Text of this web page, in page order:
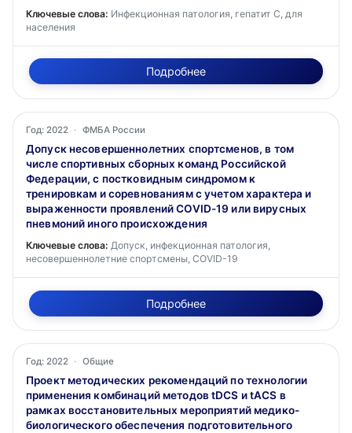
Ключевые слова: Инфекционная патология, гепатит С, для
населения
Подробнее
Год: 2022 · ФМБА России
Допуск несовершеннолетних спортсменов, в том
числе спортивных сборных команд Российской
Федерации, с постковидным синдромом к
тренировкам и соревнованиям с учетом характера и
выраженности проявлений COVID-19 или вирусных
пневмоний иного происхождения
Ключевые слова: Допуск, инфекционная патология,
несовершеннолетние спортсмены, COVID-19
Подробнее
Год: 2022 · Общие
Проект методических рекомендаций по технологии
применения комбинаций методов tDCS и tACS в
рамках восстановительных мероприятий медико-
биологического обеспечения подготовительного